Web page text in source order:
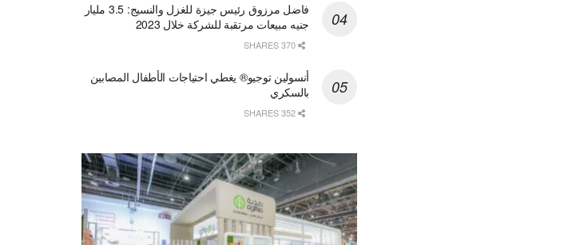
فاضل مرزوق رئيس جيزة للغزل والنسيج: 3.5 مليار
جنيه مبيعات مرتقبة للشركة خلال 2023
أنسولين توجيو® يغطي احتياجات الأطفال المصابين
بالسكري